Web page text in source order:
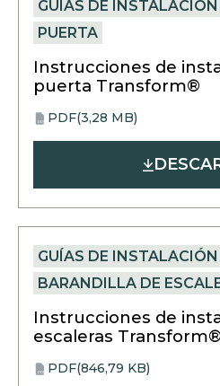
GUÍAS DE INSTALACIÓN
PUERTA
Instrucciones de
puerta Transform®
PDF PDF(3,28 MB)
opens
in
GUÍAS DE INSTALACIÓN
BARANDILLA DE
Instrucciones de
escaleras Transform®
PDF PDF(846,79 KB)
opens